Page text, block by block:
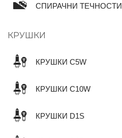
СПИРАЧНИ ТЕЧНОСТИ
КРУШКИ
КРУШКИ C5W
КРУШКИ C10W
КРУШКИ D1S